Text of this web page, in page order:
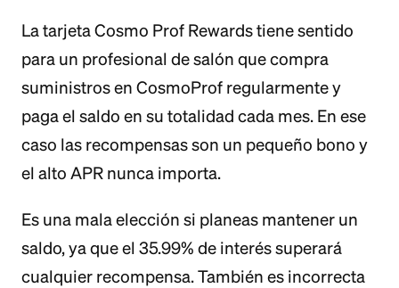
La tarjeta Cosmo Prof Rewards tiene sentido
para un profesional de salón que compra
suministros en CosmoProf regularmente y
paga el saldo en su totalidad cada mes. En ese
caso las recompensas son un pequeño bono y
el alto APR nunca importa.
Es una mala elección si planeas mantener un
saldo, ya que el 35.99% de interés superará
cualquier recompensa. También es incorrecta